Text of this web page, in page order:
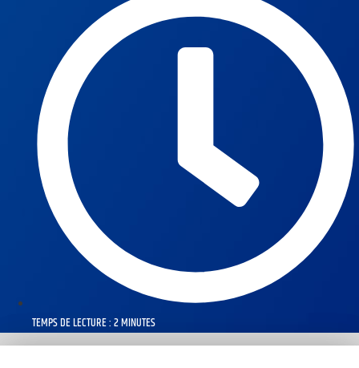
TEMPS DE LECTURE : 2 MINUTES